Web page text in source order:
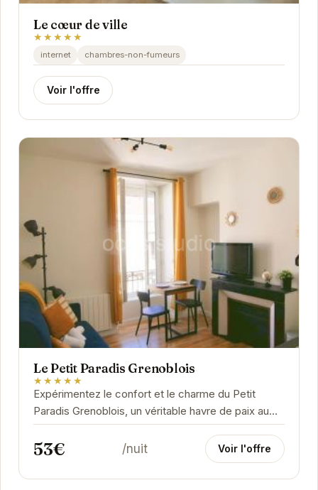
Le cœur de ville
★★★★★
internet chambres-non-fumeurs
Voir l'offre
Le Petit Paradis Grenoblois
★★★★★
Expérimentez le confort et le charme du Petit
Paradis Grenoblois, un véritable havre de paix au
cœur de Grenoble. Idéalement situé, cet...
53€ /nuit Voir l'offre